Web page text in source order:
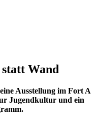
Wand
Ausstellung im Fort A
Jugendkultur und ein